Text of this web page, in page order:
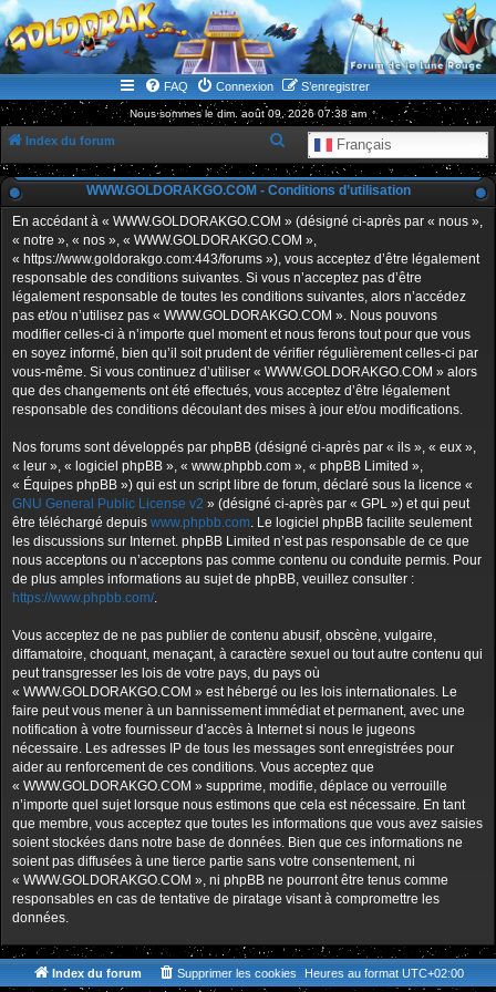
WWW.GOLDORAKGO.COM
le site de la Lune Rouge
FAQ Connexion S’enregistrer
Nous sommes le dim. août 09, 2026 07:38 am
Index du forum Français
e
c
h
e
r
c
e
r
WWW.GOLDORAKGO.COM - Conditions d’utilisation
En accédant à « WWW.GOLDORAKGO.COM » (désigné ci-après par « nous »,
« notre », « nos », « WWW.GOLDORAKGO.COM »,
« https://www.goldorakgo.com:443/forums »), vous acceptez d’être légalement
responsable des conditions suivantes. Si vous n’acceptez pas d’être
légalement responsable de toutes les conditions suivantes, alors n’accédez
pas et/ou n’utilisez pas « WWW.GOLDORAKGO.COM ». Nous pouvons
modifier celles-ci à n’importe quel moment et nous ferons tout pour que vous
en soyez informé, bien qu’il soit prudent de vérifier régulièrement celles-ci par
vous-même. Si vous continuez d’utiliser « WWW.GOLDORAKGO.COM » alors
que des changements ont été effectués, vous acceptez d’être légalement
responsable des conditions découlant des mises à jour et/ou modifications.
Nos forums sont développés par phpBB (désigné ci-après par « ils », « eux »,
« leur », « logiciel phpBB », « www.phpbb.com », « phpBB Limited »,
« Équipes phpBB ») qui est un script libre de forum, déclaré sous la licence «
GNU General Public License v2 » (désigné ci-après par « GPL ») et qui peut
être téléchargé depuis www.phpbb.com. Le logiciel phpBB facilite seulement
les discussions sur Internet. phpBB Limited n’est pas responsable de ce que
nous acceptons ou n’acceptons pas comme contenu ou conduite permis. Pour
de plus amples informations au sujet de phpBB, veuillez consulter :
https://www.phpbb.com/.
Vous acceptez de ne pas publier de contenu abusif, obscène, vulgaire,
diffamatoire, choquant, menaçant, à caractère sexuel ou tout autre contenu qui
peut transgresser les lois de votre pays, du pays où
« WWW.GOLDORAKGO.COM » est hébergé ou les lois internationales. Le
faire peut vous mener à un bannissement immédiat et permanent, avec une
notification à votre fournisseur d’accès à Internet si nous le jugeons
nécessaire. Les adresses IP de tous les messages sont enregistrées pour
aider au renforcement de ces conditions. Vous acceptez que
« WWW.GOLDORAKGO.COM » supprime, modifie, déplace ou verrouille
n’importe quel sujet lorsque nous estimons que cela est nécessaire. En tant
que membre, vous acceptez que toutes les informations que vous avez saisies
soient stockées dans notre base de données. Bien que ces informations ne
soient pas diffusées à une tierce partie sans votre consentement, ni
« WWW.GOLDORAKGO.COM », ni phpBB ne pourront être tenus comme
responsables en cas de tentative de piratage visant à compromettre les
données.
Index du forum Heures au format UTC+02:00
Supprimer les cookies